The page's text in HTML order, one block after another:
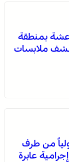
عشة بمنطقة
ملابسات
من طرف
عابرة